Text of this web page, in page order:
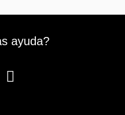
ayuda?